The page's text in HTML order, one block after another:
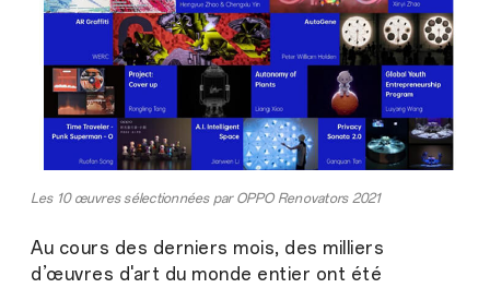
Les 10 œuvres sélectionnées par OPPO Renovators 2021
Au cours des derniers mois, des milliers
d’œuvres d'art du monde entier ont été